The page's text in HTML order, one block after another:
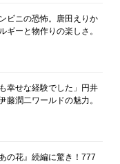
ビニの恐怖。唐田えりか
ギーと物作りの楽しさ。
幸せな経験でした」円井
藤潤二ワールドの魅力。
の花』続編に驚き！777